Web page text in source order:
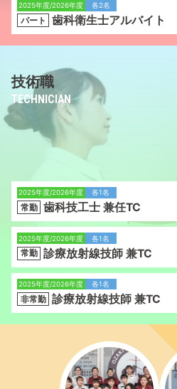
2025年度/2026年度 各2名
パート 歯科衛生士アルバイト
技術職
TECHNICIAN
2025年度/2026年度 各1名
常勤 歯科技工士 兼任TC
2025年度/2026年度 各1名
常勤 診療放射線技師 兼TC
2025年度/2026年度 各1名
非常勤 診療放射線技師 兼TC